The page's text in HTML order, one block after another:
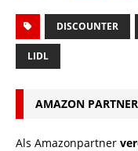
DISCOUNTER
LIDL
AMAZON
Als Amazonpartner